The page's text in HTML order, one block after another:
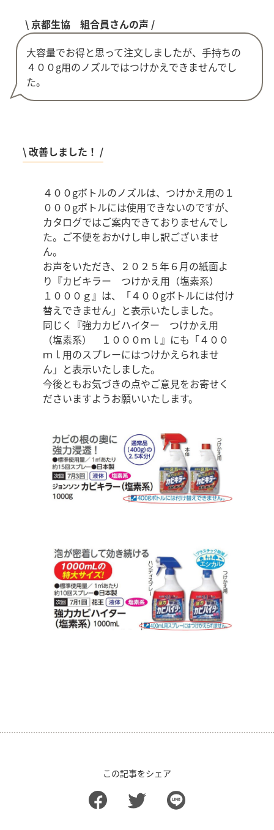
\ 京都生協 組合員さんの声 /
大容量でお得と思って注文しましたが、手持ちの
４００g用のノズルではつけかえできませんでし
た。
\ 改善しました！ /
４００gボトルのノズルは、つけかえ用の１
０００gボトルには使用できないのですが、
カタログではご案内できておりませんでし
た。ご不便をおかけし申し訳ございませ
ん。
お声をいただき、２０２５年６月の紙面よ
り『カビキラー つけかえ用（塩素系）
１０００ｇ』は、「４００gボトルには付け
替えできません」と表示いたしました。
同じく『強力カビハイター つけかえ用
（塩素系） １０００ｍｌ』にも「４００
ｍｌ用のスプレーにはつけかえられませ
ん」と表示いたしました。
今後ともお気づきの点やご意見をお寄せく
ださいますようお願いいたします。
この記事をシェア